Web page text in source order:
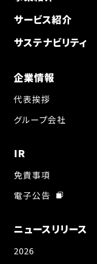
サービス紹介
サステナビリティ
企業情報
代表挨拶
グループ会社
IR
免責事項
電子公告
ニュースリリース
2026